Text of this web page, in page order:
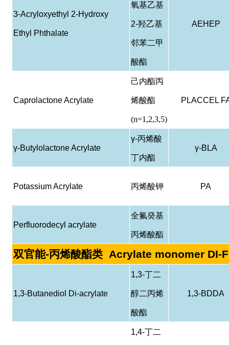
3-Acryloxyethyl 2-Hydroxy
Ethyl Phthalate
氧基乙基
2-羟乙基
邻苯二甲
酸酯
AEHEP
Caprolactone Acrylate
己内酯丙
烯酸酯
(n=1,2,3,5)
PLACCEL
γ-Butylolactone Acrylate
γ-丙烯酸
丁内酯
γ-BLA
Potassium Acrylate 丙烯酸钾 PA
Perfluorodecyl acrylate
全氟癸基
丙烯酸酯
双官能-丙烯酸酯类Acrylate monomer DI-
1,3-Butanediol Di-acrylate
1,3-丁二
醇二丙烯
酸酯
1,3-BDDA
1,4-丁二